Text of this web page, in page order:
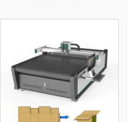
автоматический ЧПУ-
ткани для рулонных
штор и занавесей